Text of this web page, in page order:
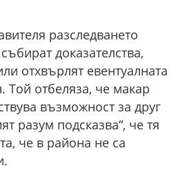
разследването
доказателства,
отхвърлят евентуалната
Той отбеляза, че макар
възможност за друг
разум подсказва“, че тя
че в района не са